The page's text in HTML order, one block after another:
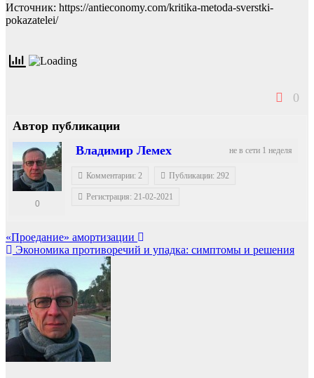
Источник: https://antieconomy.com/kritika-metoda-sverstki-
pokazatelei/
0
Автор публикации
не в сети 1 неделя
Владимир Лемех
0
Комментарии: 2 Публикации: 292
Регистрация: 21-02-2021
Навигация
по
записям
«Проедание» амортизации
Экономика противоречий и упадка: симптомы и решения